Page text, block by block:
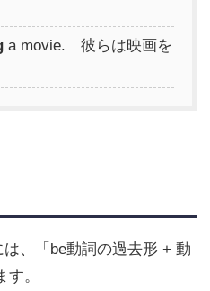
a movie. 彼らは映画を
、「be動詞の過去形 + 動
。